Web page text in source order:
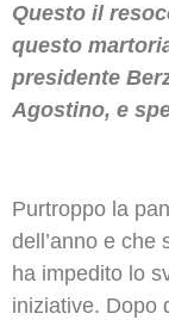
Questo il
questo
presidente
Agostino, e
Purtroppo la
dell’anno e che
ha impedito lo
iniziative. Dopo